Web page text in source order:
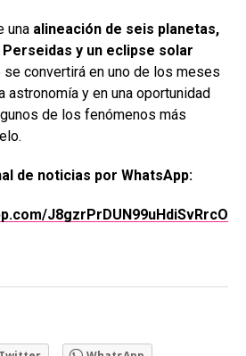
una alineación de seis planetas,
y un eclipse solar
convertirá en uno de los meses
astronomía y en una oportunidad
de los fenómenos más
de noticias por WhatsApp:
J8gzrPrDUN99uHdiSvRrcO